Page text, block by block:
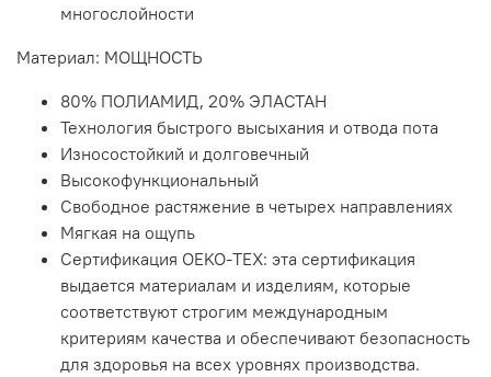
многослойности
Материал: МОЩНОСТЬ
80% ПОЛИАМИД, 20% ЭЛАСТАН
Технология быстрого высыхания и отвода пота
Износостойкий и долговечный
Высокофункциональный
Свободное растяжение в четырех направлениях
Мягкая на ощупь
Сертификация OEKO-TEX: эта сертификация
выдается материалам и изделиям, которые
соответствуют строгим международным
критериям качества и обеспечивают безопасность
для здоровья на всех уровнях производства.